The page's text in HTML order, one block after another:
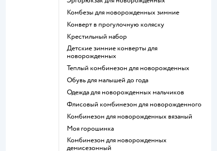
Комбезы для новорожденных зимние
Конверт в прогулочную коляску
Крестильный набор
Детские зимние конверты для
новорожденных
Теплый комбинезон для новорожденных
Обувь для малышей до года
Одежда для новорожденных мальчиков
Флисовый комбинезон для новорожденного
Комбинезон для новорожденных вязаный
Моя горошинка
Комбинезон для новорожденных
демисезонный